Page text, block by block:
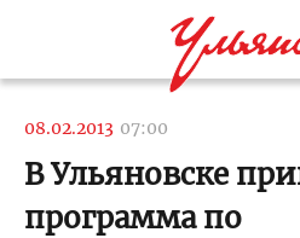
08.02.2013 07:00
В Ульяновске
программа по